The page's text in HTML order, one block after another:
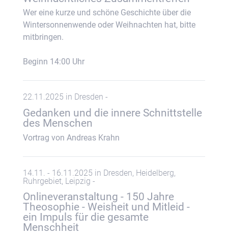
Wer eine kurze und schöne Geschichte über die
Wintersonnenwende oder Weihnachten hat, bitte
mitbringen.
Beginn 14:00 Uhr
22.11.2025 in Dresden -
Gedanken und die innere Schnittstelle
des Menschen
Vortrag von Andreas Krahn
14.11. - 16.11.2025 in Dresden, Heidelberg,
Ruhrgebiet, Leipzig -
Onlineveranstaltung - 150 Jahre
Theosophie - Weisheit und Mitleid -
ein Impuls für die gesamte
Menschheit